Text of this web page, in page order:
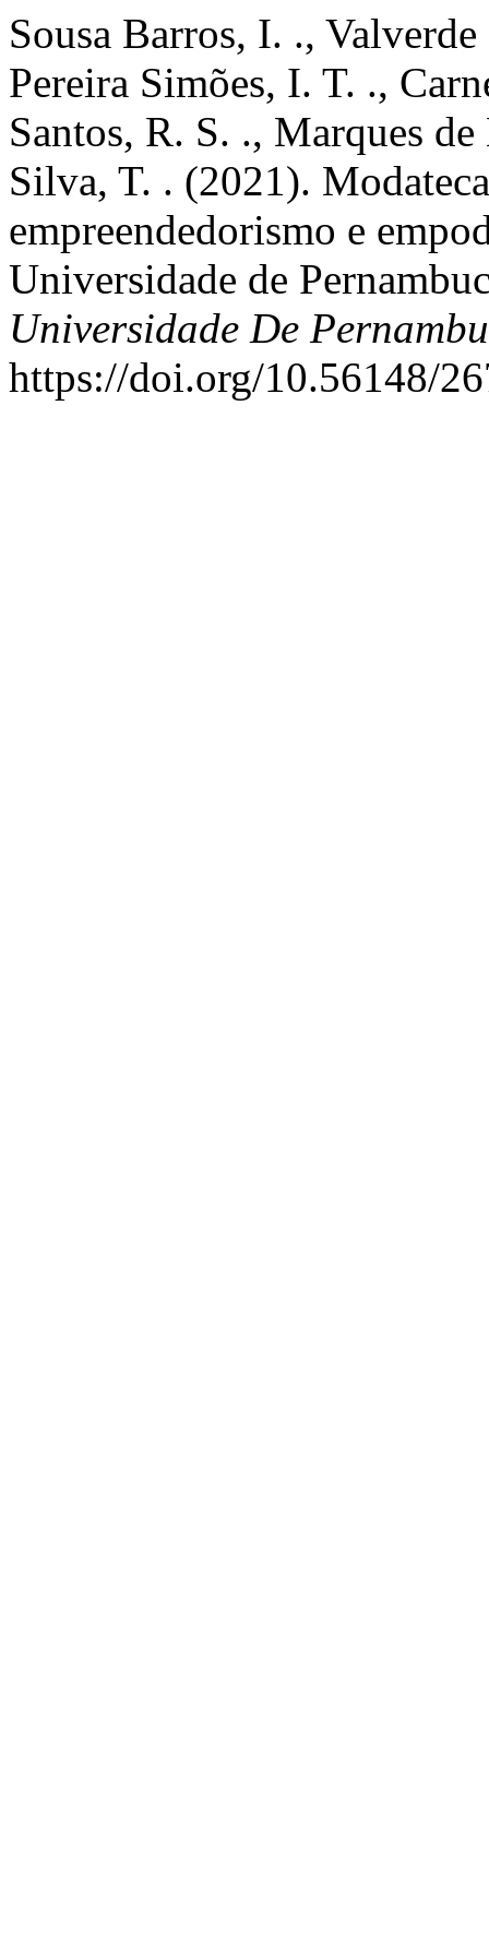
Sousa Barros, I. .,
Pereira Simões, I. T. .,
Santos, R. S. ., Marques
Silva, T. . (2021).
empreendedorismo e
Universidade de
Universidade De
https://doi.org/10.56148/